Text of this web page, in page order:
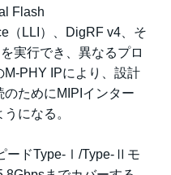
Flash
（LLI）、DigRF v4、そ
実行でき、異なるプロ
M-PHY IPにより、設計
ためにMIPIインター
になる。
ードType-Ⅰ/Type-Ⅱモ